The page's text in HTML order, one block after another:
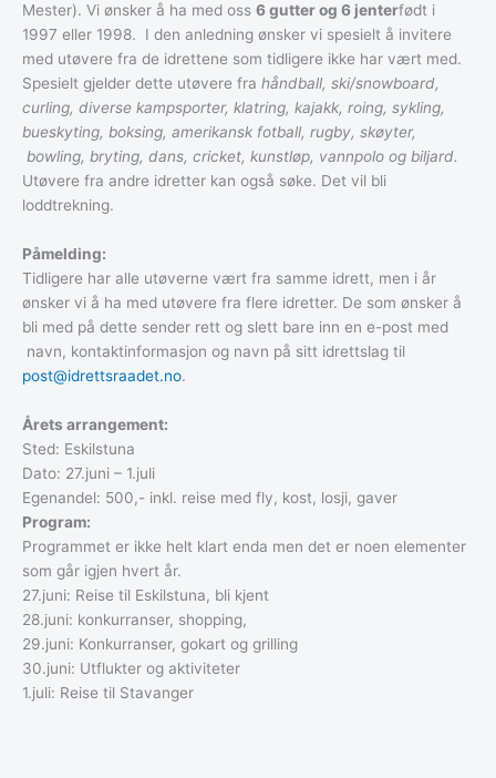
Mester). Vi ønsker å ha med oss 6 gutter og 6 jenterfødt i
1997 eller 1998. I den anledning ønsker vi spesielt å invitere
med utøvere fra de idrettene som tidligere ikke har vært med.
Spesielt gjelder dette utøvere fra håndball, ski/snowboard,
curling, diverse kampsporter, klatring, kajakk, roing, sykling,
bueskyting, boksing, amerikansk fotball, rugby, skøyter,
bowling, bryting, dans, cricket, kunstløp, vannpolo og biljard.
Utøvere fra andre idretter kan også søke. Det vil bli
loddtrekning.
Påmelding:
Tidligere har alle utøverne vært fra samme idrett, men i år
ønsker vi å ha med utøvere fra flere idretter. De som ønsker å
bli med på dette sender rett og slett bare inn en e-post med
navn, kontaktinformasjon og navn på sitt idrettslag til
post@idrettsraadet.no.
Årets arrangement:
Sted: Eskilstuna
Dato: 27.juni – 1.juli
Egenandel: 500,- inkl. reise med fly, kost, losji, gaver
Program:
Programmet er ikke helt klart enda men det er noen elementer
som går igjen hvert år.
27.juni: Reise til Eskilstuna, bli kjent
28.juni: konkurranser, shopping,
29.juni: Konkurranser, gokart og grilling
30.juni: Utflukter og aktiviteter
1.juli: Reise til Stavanger